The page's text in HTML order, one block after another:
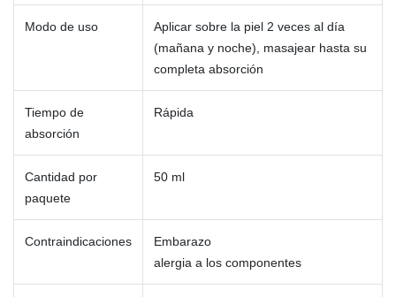
Modo de uso
Aplicar sobre la piel 2 veces al día
(mañana y noche), masajear hasta su
completa absorción
Tiempo de
absorción
Rápida
Cantidad por
paquete
50 ml
Contraindicaciones
Embarazo
alergia a los componentes